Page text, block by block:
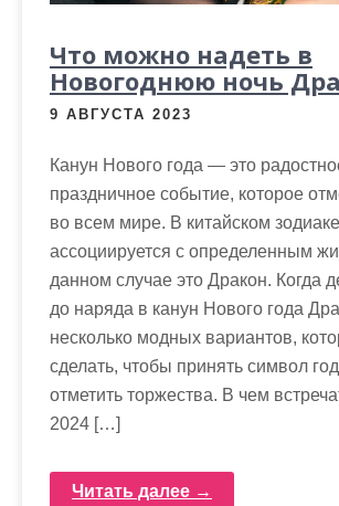
Что можно надеть в
Новогоднюю ночь
9 АВГУСТА 2023
Канун Нового года — это
праздничное событие, которое
во всем мире. В китайском
ассоциируется с определенным
данном случае это Дракон. Когда
до наряда в канун Нового года
несколько модных вариантов,
сделать, чтобы принять символ
отметить торжества. В чем
2024 […]
Читать далее →